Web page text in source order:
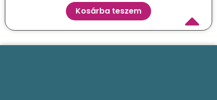
Kosárba teszem